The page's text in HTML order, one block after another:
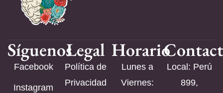
Síguenos
Facebook
Instagram
Legal
Política de
Privacidad
Horario
Lunes a
Viernes:
Local: Perú
899,